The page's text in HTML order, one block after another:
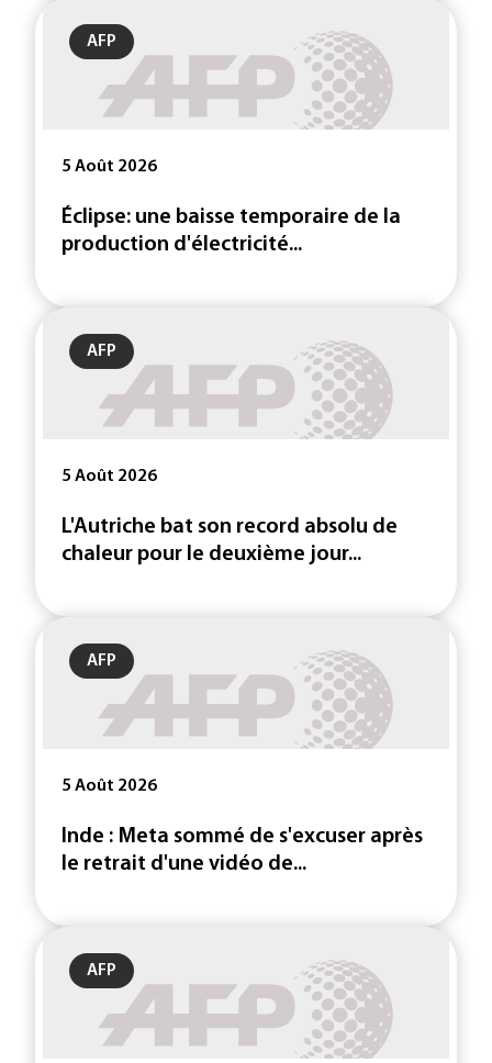
AFP
5 Août 2026
Éclipse: une baisse temporaire de la
production d'électricité...
AFP
5 Août 2026
L'Autriche bat son record absolu de
chaleur pour le deuxième jour...
AFP
5 Août 2026
Inde : Meta sommé de s'excuser après
le retrait d'une vidéo de...
AFP